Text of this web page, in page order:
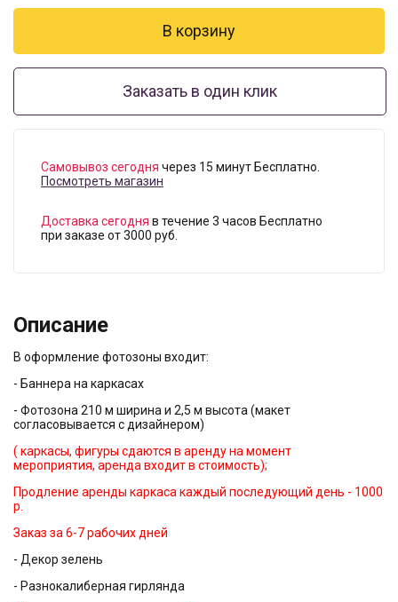
Заказать в один клик
Самовывоз сегодня через 15 минут Бесплатно.
Посмотреть магазин
Доставка сегодня в течение 3 часов Бесплатно
при заказе от 3000 руб.
Описание
В оформление фотозоны входит:
- Баннера на каркасах
- Фотозона 210 м ширина и 2,5 м высота (макет
согласовывается с дизайнером)
( каркасы, фигуры сдаются в аренду на момент
мероприятия, аренда входит в стоимость);
Продление аренды каркаса каждый последующий день - 1000
р.
Заказ за 6-7 рабочих дней
- Декор зелень
- Разнокалиберная гирлянда